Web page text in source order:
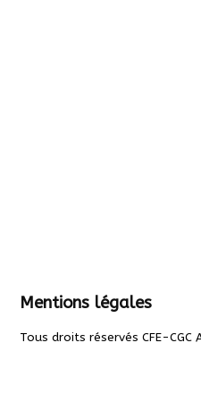
Mentions légales
Tous droits réservés CFE-CGC